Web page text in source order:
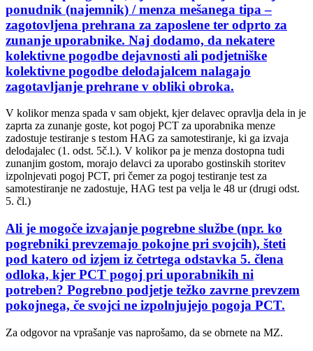
ponudnik (najemnik) / menza mešanega tipa –
zagotovljena prehrana za zaposlene ter odprto za
zunanje uporabnike. Naj dodamo, da nekatere
kolektivne pogodbe dejavnosti ali podjetniške
kolektivne pogodbe delodajalcem nalagajo
zagotavljanje prehrane v obliki obroka.
V kolikor menza spada v sam objekt, kjer delavec opravlja dela in je
zaprta za zunanje goste, kot pogoj PCT za uporabnika menze
zadostuje testiranje s testom HAG za samotestiranje, ki ga izvaja
delodajalec (1. odst. 5č.l.). V kolikor pa je menza dostopna tudi
zunanjim gostom, morajo delavci za uporabo gostinskih storitev
izpolnjevati pogoj PCT, pri čemer za pogoj testiranje test za
samotestiranje ne zadostuje, HAG test pa velja le 48 ur (drugi odst.
5. čl.)
Ali je mogoče izvajanje pogrebne službe (npr. ko
pogrebniki prevzemajo pokojne pri svojcih), šteti
pod katero od izjem iz četrtega odstavka 5. člena
odloka, kjer PCT pogoj pri uporabnikih ni
potreben? Pogrebno podjetje težko zavrne prevzem
pokojnega, če svojci ne izpolnjujejo pogoja PCT.
Za odgovor na vprašanje vas naprošamo, da se obrnete na MZ.